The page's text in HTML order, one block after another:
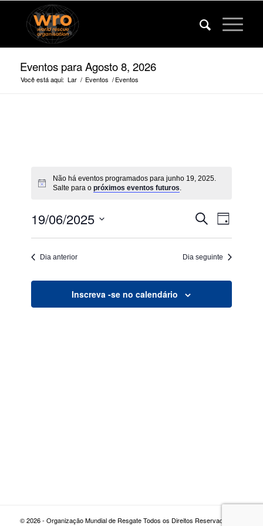
Eventos para Agosto 8, 2026
Você está aqui: Lar / Eventos / Eventos
Não há eventos programados para junho 19, 2025.
Salte para o próximos eventos futuros.
Eventos
Pesquise
e
ProcurarEvento
Veja
a
Dia
19/06/2025
data.Dia anterior Dia seguinte
Inscreva -se no calendário
© 2026 - Organização Mundial de Resgate Todos os Direitos Reservados |